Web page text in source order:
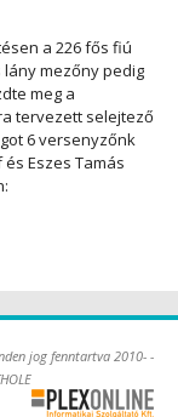
a 226 fős fiú
mezőny pedig
meg a
tervezett selejtező
6 versenyzőnk
Eszes Tamás
jog fenntartva 2010- -